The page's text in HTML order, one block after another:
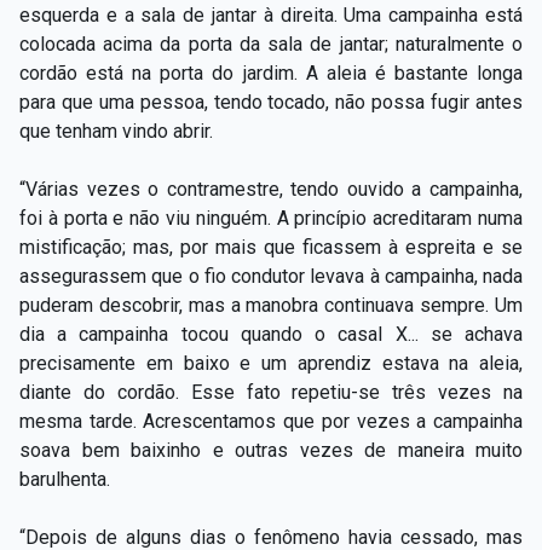
esquerda e a sala de jantar à direita. Uma campainha está
colocada acima da porta da sala de jantar; naturalmente o
cordão está na porta do jardim. A aleia é bastante longa
para que uma pessoa, tendo tocado, não possa fugir antes
que tenham vindo abrir.
“Várias vezes o contramestre, tendo ouvido a campainha,
foi à porta e não viu ninguém. A princípio acreditaram numa
mistificação; mas, por mais que ficassem à espreita e se
assegurassem que o fio condutor levava à campainha, nada
puderam descobrir, mas a manobra continuava sempre. Um
dia a campainha tocou quando o casal X... se achava
precisamente em baixo e um aprendiz estava na aleia,
diante do cordão. Esse fato repetiu-se três vezes na
mesma tarde. Acrescentamos que por vezes a campainha
soava bem baixinho e outras vezes de maneira muito
barulhenta.
“Depois de alguns dias o fenômeno havia cessado, mas